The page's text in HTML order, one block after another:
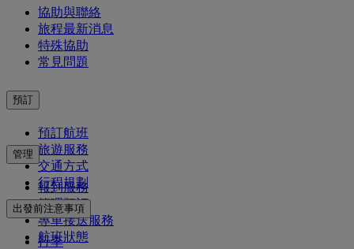
協助與聯絡
旅程最新消息
特殊協助
常見問題
預訂
預訂航班
旅遊服務
交通方式
行程規劃
管理
報到服務
管理預訂
專車接送服務
航班狀態
出發前注意事項
行李